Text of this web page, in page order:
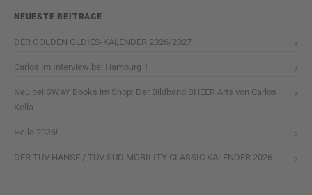
NEUESTE BEITRÄGE
DER GOLDEN OLDIES-KALENDER 2026/2027
Carlos im Interview bei Hamburg 1
Neu bei SWAY Books im Shop: Der Bildband SHEER Arts von Carlos
Kella
Hello 2026!
DER TÜV HANSE / TÜV SÜD MOBILITY CLASSIC KALENDER 2026